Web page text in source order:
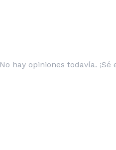
No hay opiniones todavía.